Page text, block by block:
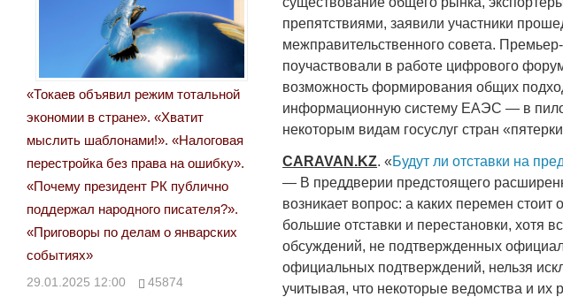
препятствиями, заявили участники
межправительственного совета.
поучаствовали в работе цифрового
возможность формирования общих
информационную систему ЕАЭС — в
некоторым видам госуслуг стран
CARAVAN .KZ. «Будут ли отставки на
— В преддверии предстоящего
возникает вопрос: а каких перемен
большие отставки и перестановки, хотя
обсуждений, не подтвержденных
официальных подтверждений, нельзя
учитывая, что некоторые ведомства и их
«Токаев объявил режим тотальной
экономии в стране». «Хватит
мыслить шаблонами!». «Налоговая
перестройка без права на ошибку».
«Почему президент РК публично
поддержал народного писателя?».
«Приговоры по делам о январских
событиях»
29.01.2025 12:00 45874